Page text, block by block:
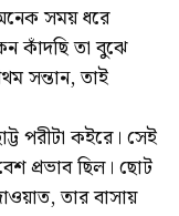
সময় ধরে
কাঁদছি তা বুঝে
সন্তান, তাই
পরীটা কইরে। সেই
প্রভাব ছিল। ছোট
তার বাসায়